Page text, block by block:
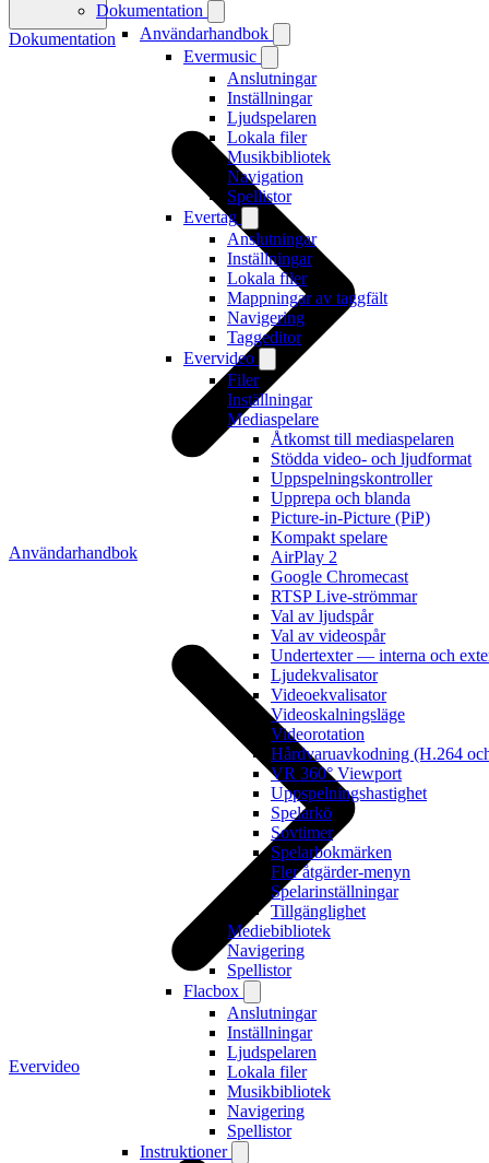
Dokumentation
Användarhandbok
Evermusic
Anslutningar
Inställningar
Ljudspelaren
Lokala filer
Musikbibliotek
Navigation
Spellistor
Evertag
Anslutningar
Inställningar
Lokala filer
Mappningar av taggfält
Navigering
Taggeditor
Evervideo
Filer
Inställningar
Mediaspelare
Åtkomst till mediaspelaren
Stödda video- och ljudformat
Uppspelningskontroller
Upprepa och blanda
Picture-in-Picture (PiP)
Kompakt spelare
AirPlay 2
Google Chromecast
RTSP Live-strömmar
Val av ljudspår
Val av videospår
Undertexter — interna och
Ljudekvalisator
Videoekvalisator
Videoskalningsläge
Videorotation
Hårdvaruavkodning (H.264
VR 360° Viewport
Uppspelningshastighet
Spelarkö
Sovtimer
Spelarbokmärken
Fler åtgärder-menyn
Spelarinställningar
Tillgänglighet
Mediebibliotek
Navigering
Spellistor
Flacbox
Anslutningar
Inställningar
Ljudspelaren
Lokala filer
Musikbibliotek
Navigering
Spellistor
Instruktioner
Dokumentation
Användarhandbok
Evervideo